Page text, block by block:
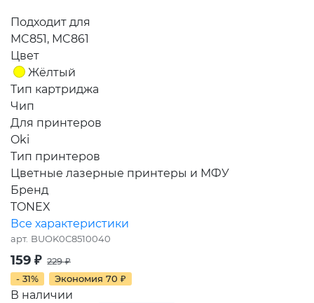
Подходит для
MC851, MC861
Цвет
Жёлтый
Тип картриджа
Чип
Для принтеров
Oki
Тип принтеров
Цветные лазерные принтеры и МФУ
Бренд
TONEX
Все характеристики
арт. BUOK0C8510040
159 ₽ 229₽
- 31%
Экономия 70 ₽
В наличии